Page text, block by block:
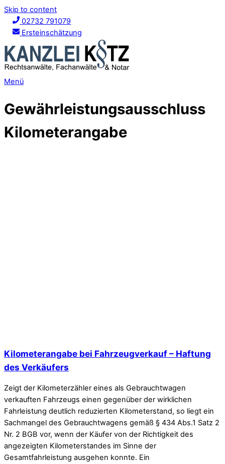
Skip to content
02732 791079
Ersteinschätzung
Menü
Gewährleistungsausschluss
Kilometerangabe
Kilometerangabe bei Fahrzeugverkauf – Haftung
des Verkäufers
Zeigt der Kilometerzähler eines als Gebrauchtwagen
verkauften Fahrzeugs einen gegenüber der wirklichen
Fahrleistung deutlich reduzierten Kilometerstand, so liegt ein
Sachmangel des Gebrauchtwagens gemäß § 434 Abs.1 Satz 2
Nr. 2 BGB vor, wenn der Käufer von der Richtigkeit des
angezeigten Kilometerstandes im Sinne der
Gesamtfahrleistung ausgehen konnte. Ein